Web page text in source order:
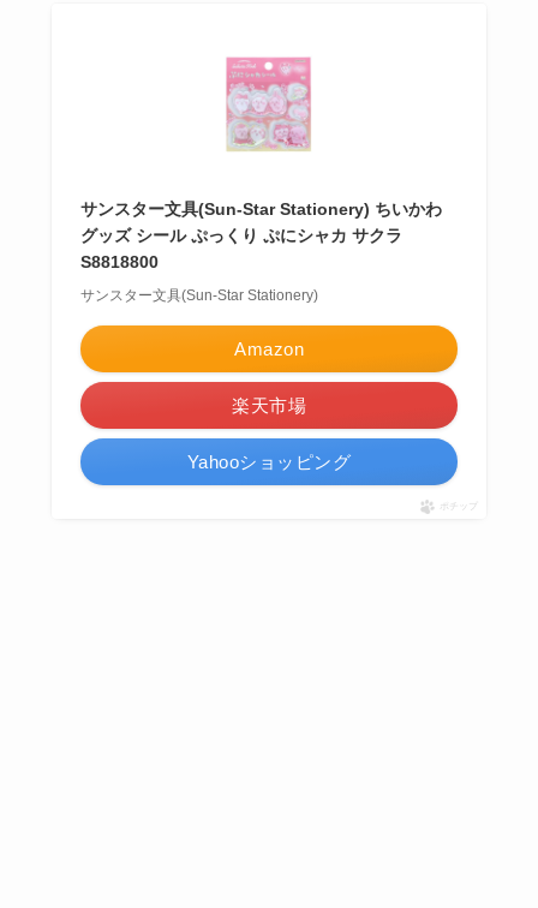
サンスター文具(Sun-Star Stationery) ちいかわ
グッズ シール ぷっくり ぷにシャカ サクラ
S8818800
サンスター文具(Sun-Star Stationery)
Amazon
楽天市場
Yahooショッピング
ポチップ